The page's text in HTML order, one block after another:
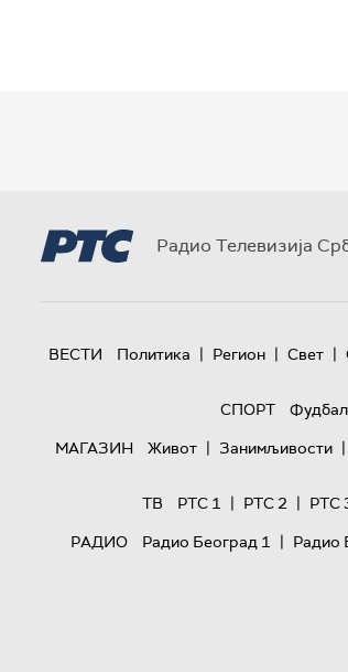
Радио Телевизија
ВЕСТИ Политика | Регион | Свет |
СПОРТ
Фудбал
МАГАЗИН
Живот | Занимљивости |
ТВ
РТС 1 | РТС 2 | РТС
РАДИО
Радио Београд 1 | Радио